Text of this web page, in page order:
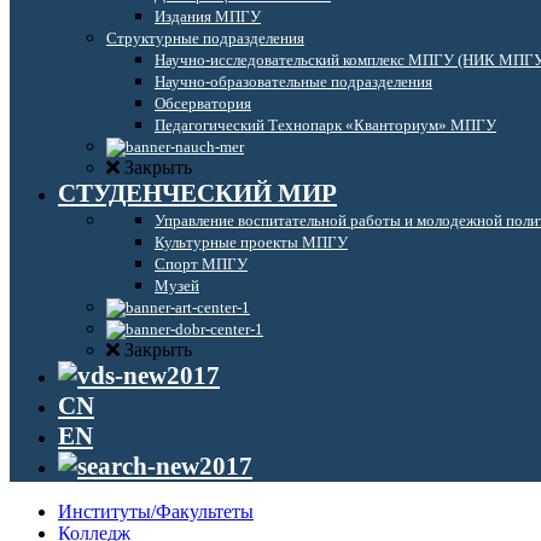
Издания МПГУ
Структурные подразделения
Научно-исследовательский комплекс МПГУ (НИК
Научно-образовательные подразделения
Обсерватория
Педагогический Технопарк «Кванториум» МПГУ
Закрыть
СТУДЕНЧЕСКИЙ МИР
Управление воспитательной работы и молодежной
Культурные проекты МПГУ
Спорт МПГУ
Музей
Закрыть
CN
EN
Институты/Факультеты
Колледж